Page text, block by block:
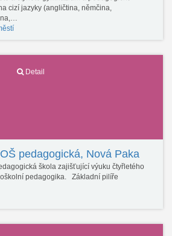
cizí jazyky (angličtina, němčina,
Detail
pedagogická, Nová Paka
škola zajišťující výuku čtyřletého
pedagogika. Základní pilíře